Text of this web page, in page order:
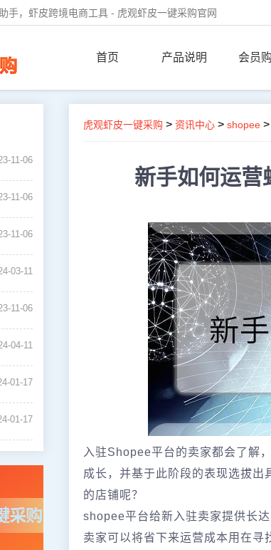
手，虾皮跨境电商工具 - 虎观虾皮一键采购官网
首页 产品说明 会员
11-06
11-06
11-06
03-11
11-06
04-11
01-17
01-17
虎观虾皮一键采购 > 资讯中心 > shopee >
新手如何运营
入驻Shopee平台的卖家都会了解
成长，并基于此阶段的表现选拔
的店铺呢？
shopee平台给新入驻卖家提供长
卖家可以将省下来运营成本用在寻